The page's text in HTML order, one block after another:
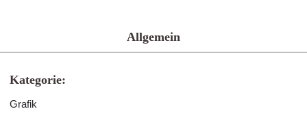
Allgemein
Kategorie:
Grafik